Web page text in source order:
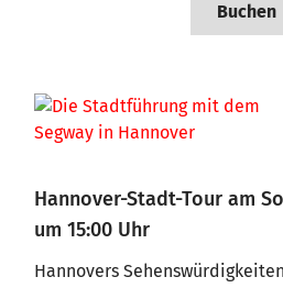
Buchen
Hannover-Stadt-Tour am
um 15:00 Uhr
Hannovers Sehenswürdigkeiten